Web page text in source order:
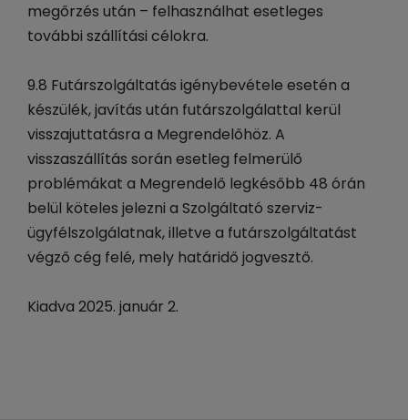
megőrzés után – felhasználhat esetleges
további szállítási célokra.
9.8 Futárszolgáltatás igénybevétele esetén a
készülék, javítás után futárszolgálattal kerül
visszajuttatásra a Megrendelőhöz. A
visszaszállítás során esetleg felmerülő
problémákat a Megrendelő legkésőbb 48 órán
belül köteles jelezni a Szolgáltató szerviz-
ügyfélszolgálatnak, illetve a futárszolgáltatást
végző cég felé, mely határidő jogvesztő.
Kiadva 2025. január 2.